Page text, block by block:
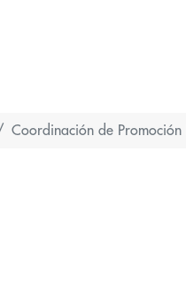
Coordinación de Promoción